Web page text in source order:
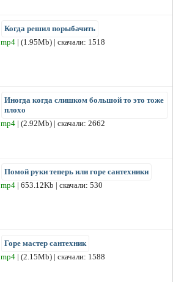
Когда решил порыбачить
mp4 | (1.95Mb) | скачали: 1518
Иногда когда слишком большой то это тоже
плохо
mp4 | (2.92Mb) | скачали: 2662
Помой руки теперь или горе сантехники
mp4 | 653.12Kb | скачали: 530
Горе мастер сантехник
mp4 | (2.15Mb) | скачали: 1588